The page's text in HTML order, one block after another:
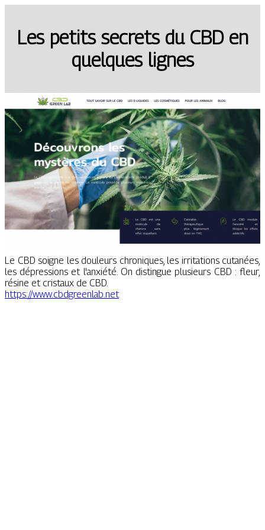
Les petits secrets du CBD en
quelques lignes
Le CBD soigne les douleurs chroniques, les irritations cutanées,
les dépressions et l'anxiété. On distingue plusieurs CBD : fleur,
résine et cristaux de CBD.
https://www.cbdgreenlab.net